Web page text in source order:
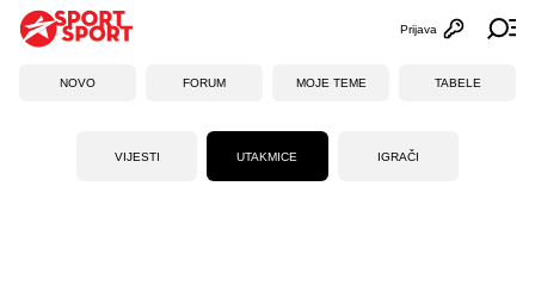
Otvori
Prijava
NOVO FORUM MOJE TEME TABELE
VIJESTI UTAKMICE IGRAČI